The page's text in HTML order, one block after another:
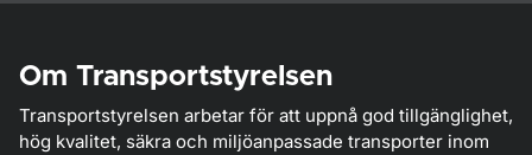
Om Transportstyrelsen
Transportstyrelsen arbetar för att uppnå god tillgänglighet,
hög kvalitet, säkra och miljöanpassade transporter inom